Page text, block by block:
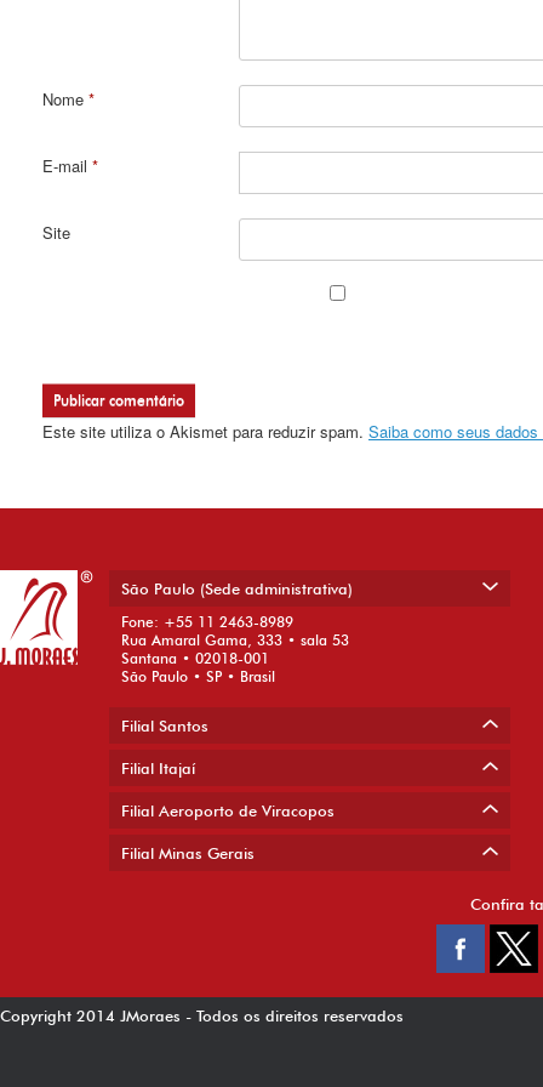
Nome *
E-mail *
Site
Este site utiliza o Akismet para reduzir spam. Saiba como seus
São Paulo (Sede administrativa)
Fone: +55 11 2463-8989
Rua Amaral Gama, 333 • sala 53
Santana • 02018-001
São Paulo • SP • Brasil
Filial Santos
Filial Itajaí
Filial Aeroporto de Viracopos
Filial Minas Gerais
Confira
Copyright 2014 JMoraes - Todos os direitos reservados